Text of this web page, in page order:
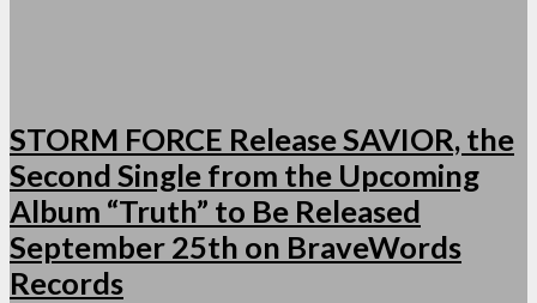
STORM FORCE Release SAVIOR, the
Second Single from the Upcoming
Album “Truth” to Be Released
September 25th on BraveWords
Records